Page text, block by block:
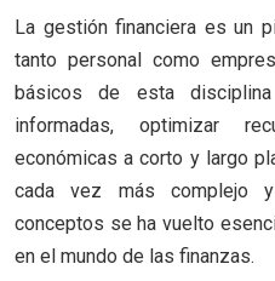
La gestión financiera es un
tanto personal como
básicos de esta
informadas, optimizar
económicas a corto y largo
cada vez más complejo
conceptos se ha vuelto
en el mundo de las finanzas.